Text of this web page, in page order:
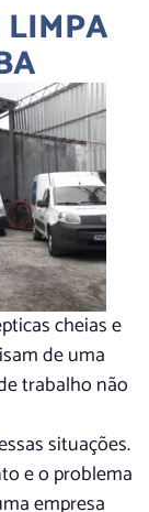
LIMPA
cheias e
de uma
trabalho não
situações.
e o problema
empresa